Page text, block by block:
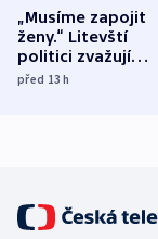
„Musíme zapojit
ženy.“ Litevští
politici zvažují
dohodu o
před 13h